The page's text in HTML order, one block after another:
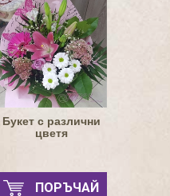
Букет с различни
цветя
ПОРЪЧАЙ